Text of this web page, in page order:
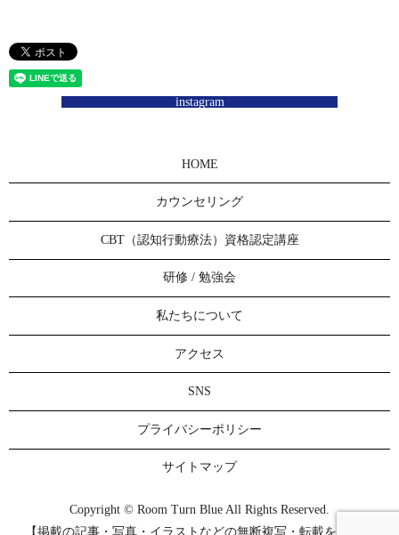
instagram
HOME
カウンセリング
CBT（認知行動療法）資格認定講座
研修 / 勉強会
私たちについて
アクセス
SNS
プライバシーポリシー
サイトマップ
Copyright © Room Turn Blue All Rights Reserved.
【掲載の記事・写真・イラストなどの無断複写・転載を禁じま